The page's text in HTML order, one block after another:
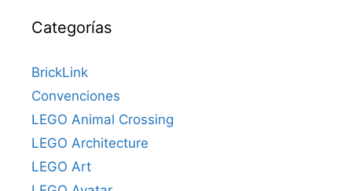
Categorías
BrickLink
Convenciones
LEGO Animal Crossing
LEGO Architecture
LEGO Art